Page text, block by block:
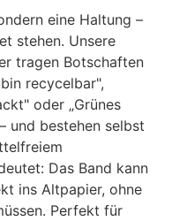
eine Haltung –
stehen. Unsere
tragen Botschaften
recycelbar",
oder „Grünes
und bestehen selbst
Das Band kann
ins Altpapier, ohne
Perfekt für